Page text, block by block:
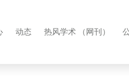
动态 热风学术 （网刊）